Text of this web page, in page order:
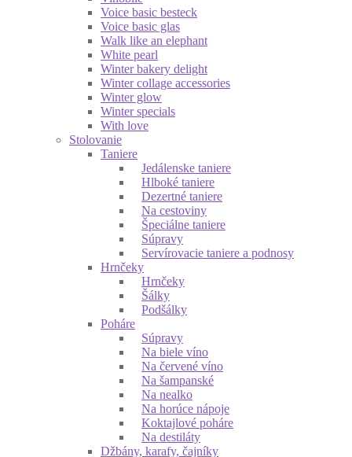
Voice basic besteck
Voice basic glas
Walk like an elephant
White pearl
Winter bakery delight
Winter collage accessories
Winter glow
Winter specials
With love
Stolovanie
Taniere
Jedálenske taniere
Hlboké taniere
Dezertné taniere
Na cestoviny
Špeciálne taniere
Súpravy
Servírovacie taniere a podnosy
Hrnčeky
Hrnčeky
Šálky
Podšálky
Poháre
Súpravy
Na biele víno
Na červené víno
Na šampanské
Na nealko
Na horúce nápoje
Koktajlové poháre
Na destiláty
Džbány, karafy, čajníky